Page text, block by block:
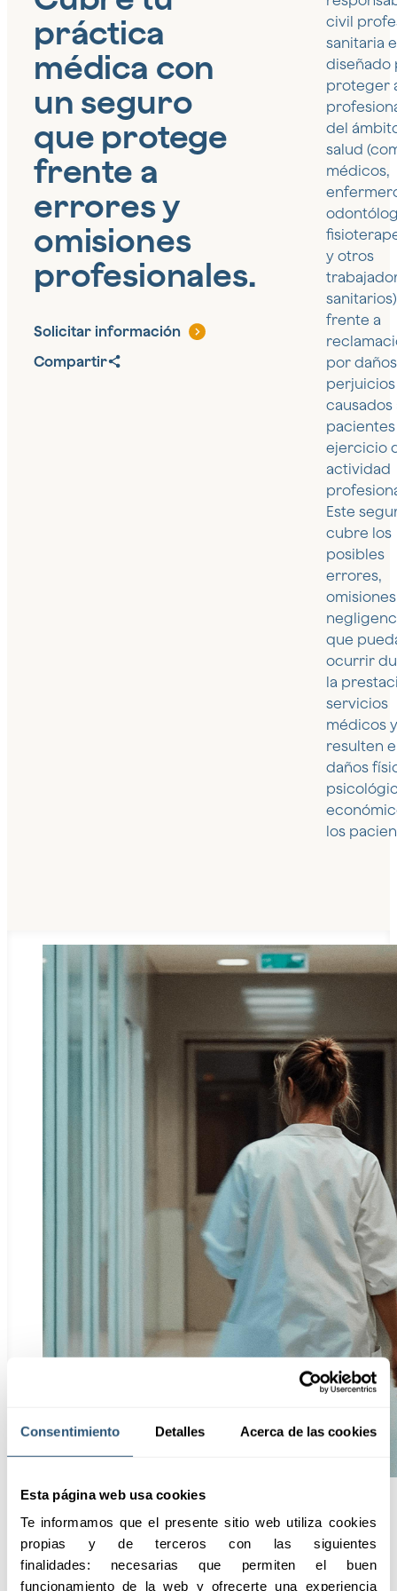
Consentimiento Detalles Acerca de las cookies
Esta página web usa cookies
Te informamos que el presente sitio web utiliza cookies
propias y de terceros con las siguientes
finalidades: necesarias que permiten el buen
funcionamiento de la web y ofrecerte una experiencia
práctica
médica con
un seguro
que protege
frente a
errores y
omisiones
profesionales.
Solicitar información
Compartir
civil
sanitaria
diseñado
proteger
del
salud
médicos,
y otros
sanitarios)
frente a
por
perjuicios
causados
ejercicio
actividad
Este
cubre los
posibles
errores,
que
ocurrir
la
servicios
médicos
resulten
daños
los
Puntos
destacados